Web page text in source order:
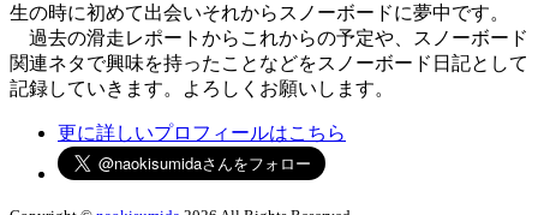
生の時に初めて出会いそれからスノーボードに夢中です。
過去の滑走レポートからこれからの予定や、スノーボード
関連ネタで興味を持ったことなどをスノーボード日記として
記録していきます。よろしくお願いします。
更に詳しいプロフィールはこちら